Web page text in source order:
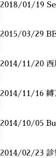
2018/01/19
2015/03/29
2014/11/20
2014/11/16 縛
2014/10/05
2014/02/23 診